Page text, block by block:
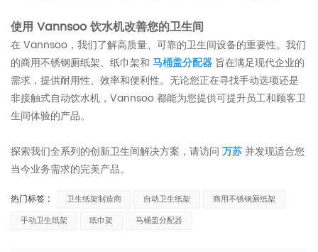
使用 Vannsoo 饮水机改善您的卫生间
在 Vannsoo，我们了解高质量、可靠的卫生间设备的重要性。我们
的商用不锈钢厕纸架、纸巾架和 马桶盖分配器 旨在满足现代企业的
需求，提供耐用性、效率和便利性。无论您正在寻找手动选项还是
非接触式自动饮水机，Vannsoo 都能为您提供可提升员工和顾客卫
生间体验的产品。
探索我们全系列的创新卫生间解决方案，请访问 万苏 并发现适合您
当今业务需求的完美产品。
热门标签 : 卫生纸架制造商 自动卫生纸架
商用不锈钢厕纸架
手动卫生纸架
纸巾架 马桶盖分配器